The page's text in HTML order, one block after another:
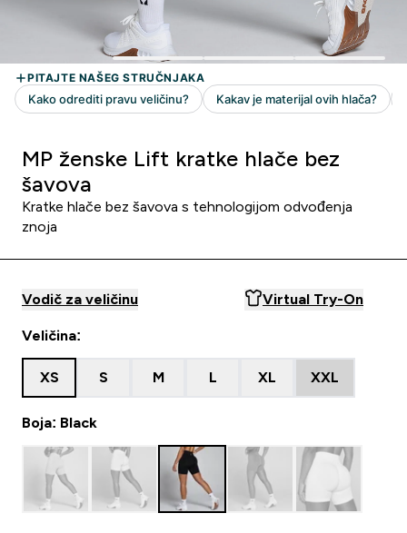
MP ženske Lift kratke hlače bez
šavova
Kratke hlače bez šavova s tehnologijom odvođenja
znoja
Vodič za veličinu Virtual Try-On
Veličina:
XS S M L XL XXL
Boja: Black